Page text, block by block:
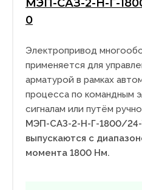
МЭП-САЗ-2-Н-Г-
0
Электропривод
применяется для
арматурой в рамках
процесса по командным
сигналам или путём
МЭП-САЗ-2-Н-Г-1800/24-
выпускаются с
момента 1800 Нм.